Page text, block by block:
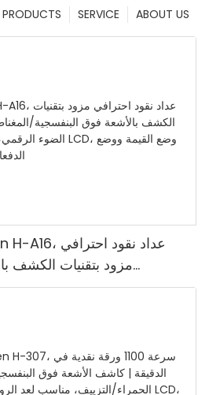
ABOUT US
SERVICE
PRODUCTS
مزود بتقنيات الكشف
المغناطيسية/الأشعة تحت